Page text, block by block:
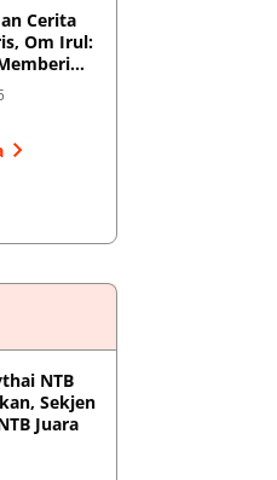
Cerita
Om Irul:
NTB
Sekjen
Juara